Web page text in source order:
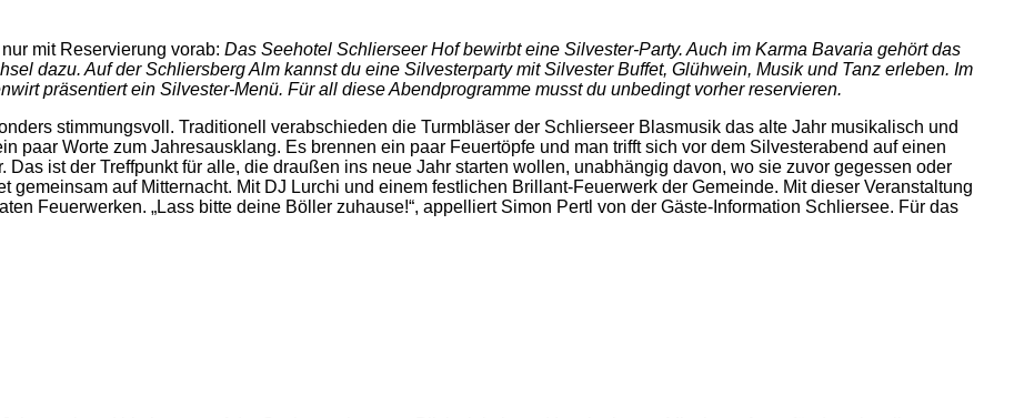
mit Reservierung vorab: Das Seehotel Schlierseer Hof bewirbt eine Silvester-Party. Auch im Karma Bavaria gehört das
dazu. Auf der Schliersberg Alm kannst du eine Silvesterparty mit Silvester Buffet, Glühwein, Musik und Tanz erleben. Im
präsentiert ein Silvester-Menü. Für all diese Abendprogramme musst du unbedingt vorher reservieren.
stimmungsvoll. Traditionell verabschieden die Turmbläser der Schlierseer Blasmusik das alte Jahr musikalisch und
paar Worte zum Jahresausklang. Es brennen ein paar Feuertöpfe und man trifft sich vor dem Silvesterabend auf einen
ist der Treffpunkt für alle, die draußen ins neue Jahr starten wollen, unabhängig davon, wo sie zuvor gegessen oder
gemeinsam auf Mitternacht. Mit DJ Lurchi und einem festlichen Brillant-Feuerwerk der Gemeinde. Mit dieser Veranstaltung
Feuerwerken. „Lass bitte deine Böller zuhause!“, appelliert Simon Pertl von der Gäste-Information Schliersee. Für das